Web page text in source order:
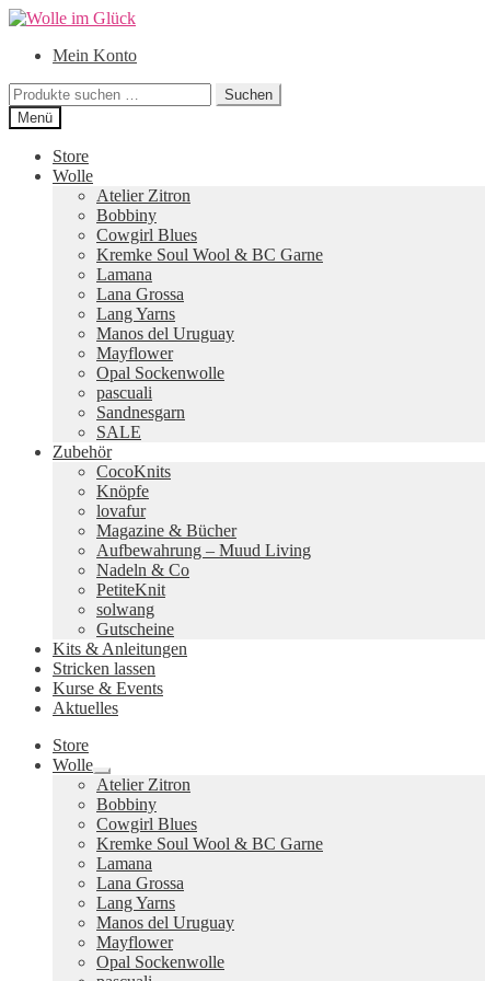
Zur
springen
Zum
springenMein Konto
Suchen
nach:
Suchen
Menü
Store
Wolle
Atelier Zitron
Bobbiny
Cowgirl Blues
Kremke Soul Wool & BC Garne
Lamana
Lana Grossa
Lang Yarns
Manos del Uruguay
Mayflower
Opal Sockenwolle
pascuali
Sandnesgarn
SALE
Zubehör
CocoKnits
Knöpfe
lovafur
Magazine & Bücher
Aufbewahrung – Muud Living
Nadeln & Co
PetiteKnit
solwang
Gutscheine
Kits & Anleitungen
Stricken lassen
Kurse & Events
Aktuelles
Store
Wolle
Untermenü
ausklappen
Atelier Zitron
Bobbiny
Cowgirl Blues
Kremke Soul Wool & BC Garne
Lamana
Lana Grossa
Lang Yarns
Manos del Uruguay
Mayflower
Opal Sockenwolle